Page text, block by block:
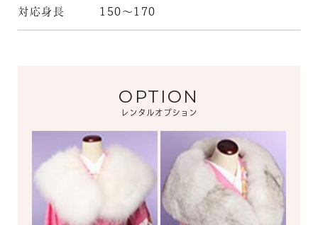
対応身長 150～170
OPTION
レンタルオプション